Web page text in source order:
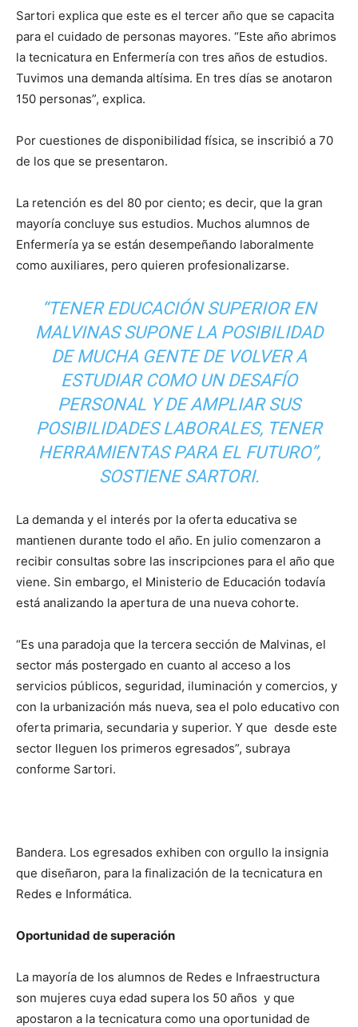
Sartori explica que este es el tercer año que se capacita
para el cuidado de personas mayores. “Este año abrimos
la tecnicatura en Enfermería con tres años de estudios.
Tuvimos una demanda altísima. En tres días se anotaron
150 personas”, explica.
Por cuestiones de disponibilidad física, se inscribió a 70
de los que se presentaron.
La retención es del 80 por ciento; es decir, que la gran
mayoría concluye sus estudios. Muchos alumnos de
Enfermería ya se están desempeñando laboralmente
como auxiliares, pero quieren profesionalizarse.
“TENER EDUCACIÓN SUPERIOR EN
MALVINAS SUPONE LA POSIBILIDAD
DE MUCHA GENTE DE VOLVER A
ESTUDIAR COMO UN DESAFÍO
PERSONAL Y DE AMPLIAR SUS
POSIBILIDADES LABORALES, TENER
HERRAMIENTAS PARA EL FUTURO”,
SOSTIENE SARTORI.
La demanda y el interés por la oferta educativa se
mantienen durante todo el año. En julio comenzaron a
recibir consultas sobre las inscripciones para el año que
viene. Sin embargo, el Ministerio de Educación todavía
está analizando la apertura de una nueva cohorte.
“Es una paradoja que la tercera sección de Malvinas, el
sector más postergado en cuanto al acceso a los
servicios públicos, seguridad, iluminación y comercios, y
con la urbanización más nueva, sea el polo educativo con
oferta primaria, secundaria y superior. Y que desde este
sector lleguen los primeros egresados”, subraya
conforme Sartori.
Bandera. Los egresados exhiben con orgullo la insignia
que diseñaron, para la finalización de la tecnicatura en
Redes e Informática.
Oportunidad de superación
La mayoría de los alumnos de Redes e Infraestructura
son mujeres cuya edad supera los 50 años y que
apostaron a la tecnicatura como una oportunidad de